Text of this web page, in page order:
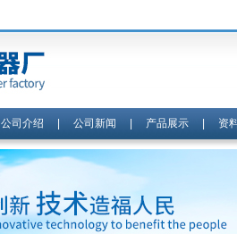
公司介绍 公司新闻 产品展示| 资